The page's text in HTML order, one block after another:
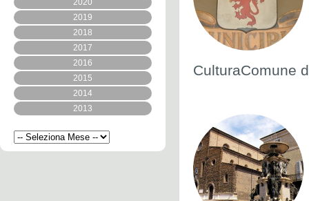
2020
2019
2018
2017
2016
2015
2014
2013
CulturaComune